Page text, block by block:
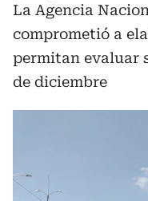
La Agencia
comprometió a
permitan evaluar
de diciembre